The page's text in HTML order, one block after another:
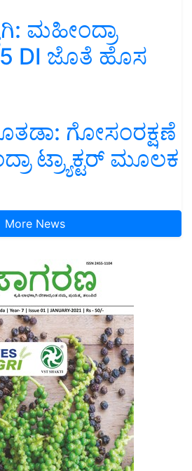
ಮಹೀಂದ್ರಾ
DI ಜೊತೆ ಹೊಸ
ಗೋಸಂರಕ್ಷಣೆ
ಟ್ರ್ಯಾಕ್ಟರ್ ಮೂಲಕ
More News